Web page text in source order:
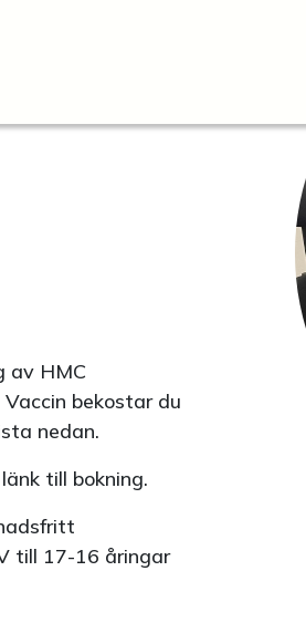
av HMC
bekostar du
nedan.
till bokning.
till 17-16 åringar